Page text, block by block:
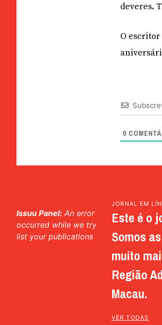
deveres.
O escritor
0
Issuu Panel: An error
occurred while we try
list your publications
JORNAL EM
Este é o
Somos
muito
Região
Macau.
VER TODAS